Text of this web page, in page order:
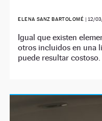
ELENA SANZ BARTOLOMÉ | 12/
Igual que existen
otros incluidos en una
puede resultar costoso.